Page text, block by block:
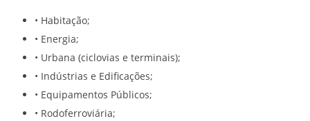
• Habitação;
• Energia;
• Urbana (ciclovias e terminais);
• Indústrias e Edificações;
• Equipamentos Públicos;
• Rodoferroviária;